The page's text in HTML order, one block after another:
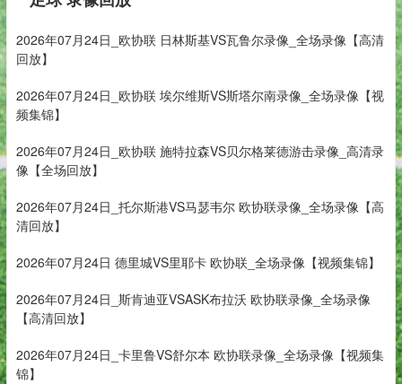
2026年07月24日_欧协联 日林斯基VS瓦鲁尔录像_全场录像【高清
回放】
2026年07月24日_欧协联 埃尔维斯VS斯塔尔南录像_全场录像【视
频集锦】
2026年07月24日_欧协联 施特拉森VS贝尔格莱德游击录像_高清录
像【全场回放】
2026年07月24日_托尔斯港VS马瑟韦尔 欧协联录像_全场录像【高
清回放】
2026年07月24日 德里城VS里耶卡 欧协联_全场录像【视频集锦】
2026年07月24日_斯肯迪亚VSASK布拉沃 欧协联录像_全场录像
【高清回放】
2026年07月24日_卡里鲁VS舒尔本 欧协联录像_全场录像【视频集
锦】